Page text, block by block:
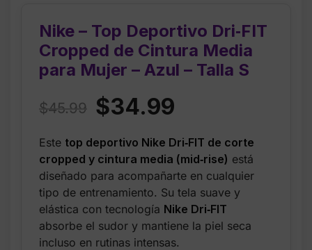
Nike – Top Deportivo Dri‑FIT
Cropped de Cintura Media
para Mujer – Azul – Talla S
$45.99
Original
was:
$45.99.
$34.99
is:
$34.99.
Este top deportivo Nike Dri‑FIT de corte
cropped y cintura media (mid‑rise) está
diseñado para acompañarte en cualquier
tipo de entrenamiento. Su tela suave y
elástica con tecnología Nike Dri‑FIT
absorbe el sudor y mantiene la piel seca
incluso en rutinas intensas.